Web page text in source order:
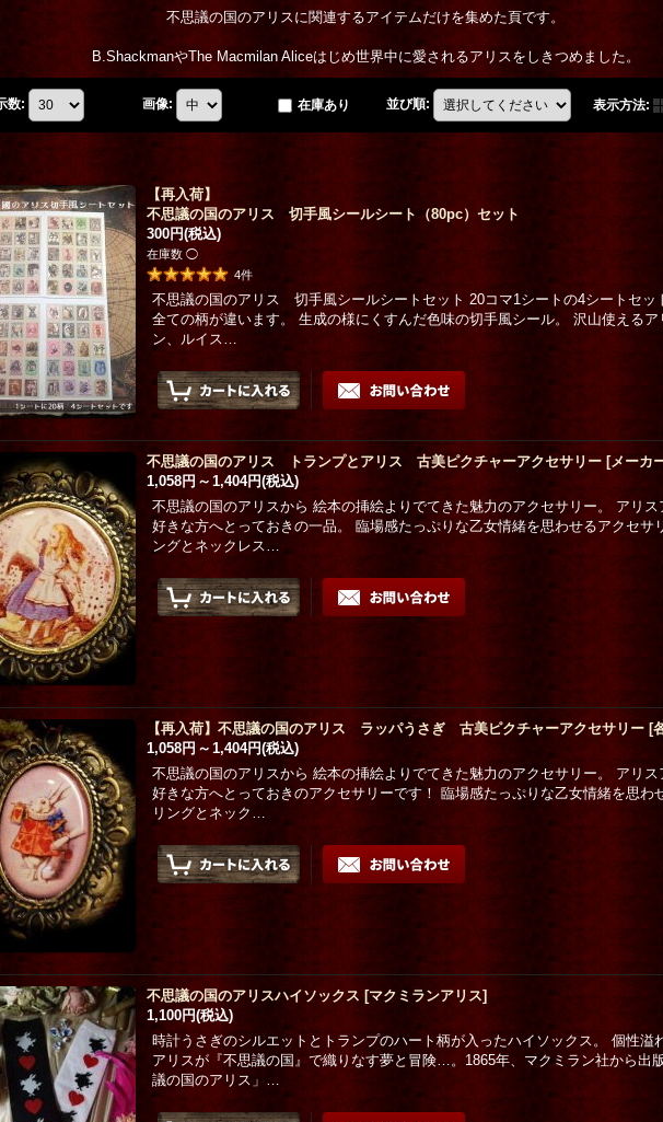
不思議の国のアリスに関連するアイテムだけを集めた頁です。
B.ShackmanやThe Macmilan Aliceはじめ世界中に愛されるアリスをしきつめました。
数: 画像: 在庫あり 並び順: 表示方法:
【再入荷】
不思議の国のアリス 切手風シールシート（80pc）セット
300円(税込)
在庫数 ◯
4件
不思議の国のアリス 切手風シールシートセット 20コマ1シートの4シートセッ
全ての柄が違います。 生成の様にくすんだ色味の切手風シール。 沢山使えるア
ン、ルイス…
不思議の国のアリス トランプとアリス 古美ピクチャーアクセサリー [メーカ
1,058円 ～ 1,404円(税込)
不思議の国のアリスから 絵本の挿絵よりでてきた魅力のアクセサリー。 アリス
好きな方へとっておきの一品。 臨場感たっぷりな乙女情緒を思わせるアクセサ
ングとネックレス…
【再入荷】不思議の国のアリス ラッパうさぎ 古美ピクチャーアクセサリー [
1,058円 ～ 1,404円(税込)
不思議の国のアリスから 絵本の挿絵よりでてきた魅力のアクセサリー。 アリス
好きな方へとっておきのアクセサリーです！ 臨場感たっぷりな乙女情緒を思わ
リングとネック…
不思議の国のアリスハイソックス [マクミランアリス]
1,100円(税込)
時計うさぎのシルエットとトランプのハート柄が入ったハイソックス。 個性溢
アリスが『不思議の国』で織りなす夢と冒険…。1865年、マクミラン社から出
議の国のアリス」…